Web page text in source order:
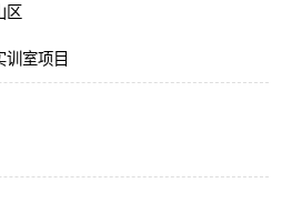
区
训室项目